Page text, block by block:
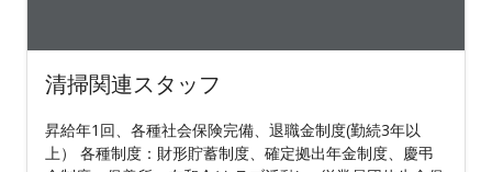
清掃関連スタッフ
昇給年1回、各種社会保険完備、退職金制度(勤続3年以
上） 各種制度：財形貯蓄制度、確定拠出年金制度、慶弔